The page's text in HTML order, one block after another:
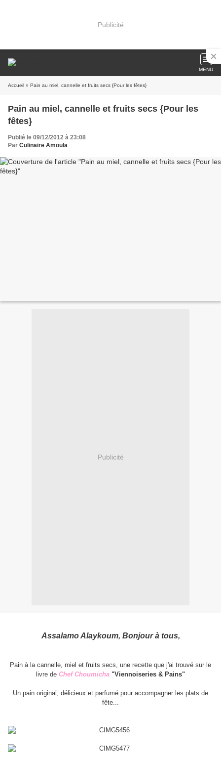
Publicité
MENU
Accueil » Pain au miel, cannelle et fruits secs {Pour les fêtes}
Pain au miel, cannelle et fruits secs {Pour les
fêtes}
Publié le 09/12/2012 à 23:08
Par Culinaire Amoula
Publicité
Assalamo Alaykoum, Bonjour à tous,
Pain à la cannelle, miel et fruits secs, une recette que j'ai trouvé sur le
livre de Chef Choumicha "Viennoiseries & Pains"
Un pain original, délicieux et parfumé pour accompagner les plats de
fête...